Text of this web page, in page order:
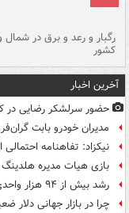
رگبار و رعد و برق در
کشور
آخرین اخبار
حضور سرلشکر رضایی در
مدیران خودرو بابت گران‌فروشی ۲۶ خودرو
نیکزاد: تفاهنامه
بازی هیات مدیره
رشد بیش از ۹۴ هزار واحدی شاخص کل بورس
چرا در بازار جهانی